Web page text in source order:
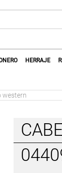
HERRAJE
western